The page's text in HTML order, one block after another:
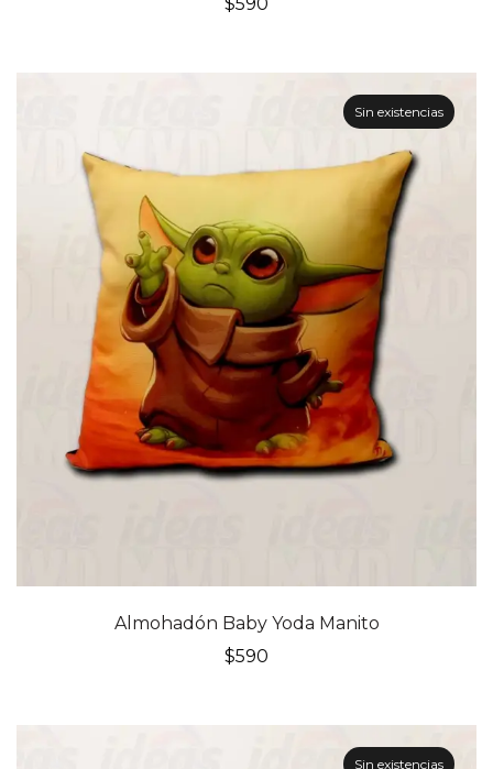
$590
Sin existencias
Almohadón Baby Yoda Manito
$590
Sin existencias